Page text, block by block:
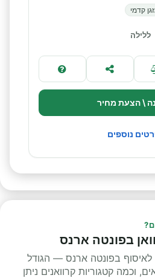
קדמי
ללילה
\ הצעת מחיר
נוספים
בפונטה ארנס
לאיסוף בפונטה ארנס — הגודל
וכמה קטגוריות קרוואנים ניתן